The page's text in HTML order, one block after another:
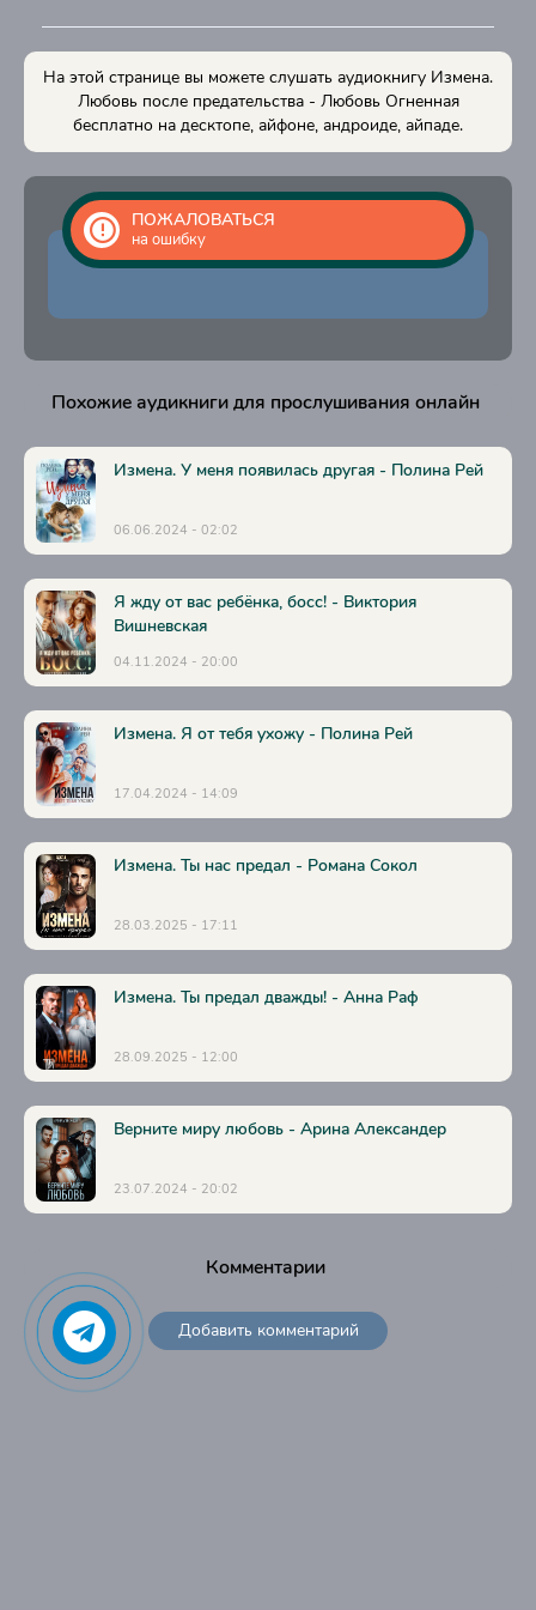
16
17
18
19
20
21
25
26
27
На этой странице вы можете слушать аудиокнигу Измена.
Любовь после предательства - Любовь Огненная
бесплатно на десктопе, айфоне, андроиде, айпаде.
ПОЖАЛОВАТЬСЯ
на ошибку
Похожие аудикниги для прослушивания онлайн
Измена. У меня появилась другая - Полина Рей
06.06.2024 - 02:02
Я жду от вас ребёнка, босс! - Виктория
Вишневская
04.11.2024 - 20:00
Измена. Я от тебя ухожу - Полина Рей
17.04.2024 - 14:09
Измена. Ты нас предал - Романа Сокол
28.03.2025 - 17:11
Измена. Ты предал дважды! - Анна Раф
28.09.2025 - 12:00
Верните миру любовь - Арина Александер
23.07.2024 - 20:02
Комментарии
Добавить комментарий